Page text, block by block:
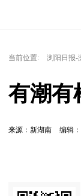
当前位置: 浏阳日报-
有潮有
来源：新湖南 编辑